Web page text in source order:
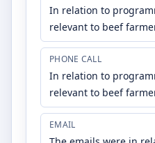
In relation to
relevant to beef
PHONE CALL
In relation to
relevant to beef
EMAIL